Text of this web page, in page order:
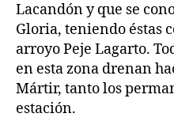
Lacandón y que se
Gloria, teniendo éstas
arroyo Peje Lagarto.
en esta zona drenan
Mártir, tanto los
estación.